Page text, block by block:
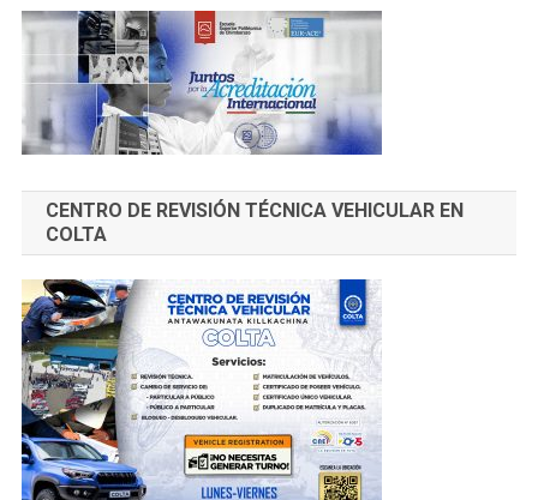
CENTRO DE REVISIÓN TÉCNICA VEHICULAR EN
COLTA